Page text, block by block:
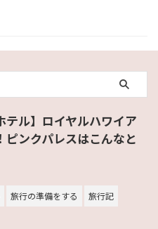
テル】ロイヤルハワイア
ピンクパレスはこんなと
旅行の準備をする
旅行記